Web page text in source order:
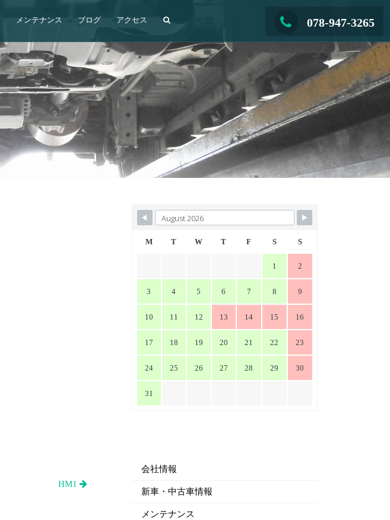
078-947-3265
メンテナンス ブログ アクセス
HM1
M T W T F S S
1 2
3 4 5 6 7 8 9
10 11 12 13 14 15 16
17 18 19 20 21 22 23
24 25 26 27 28 29 30
31
会社情報
新車・中古車情報
メンテナンス